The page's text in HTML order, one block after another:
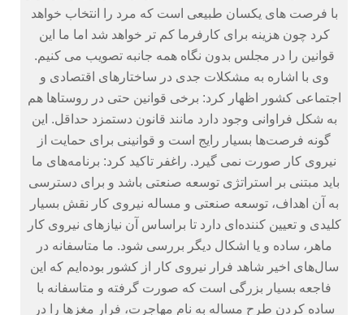
با فرصت های یکسان طبیعی است که مرد را انتخاب خواهد
کرد چون هزینه برای کارفرما کم تر خواهد شد اما ما این
قوانین را در مجلس بدون نگاه همه جانبه تصویب می کنیم.‏
وی با اشاره به مشکلات جدی در ساختارهای اقتصادی و
اجتماعی کشور اظهار کرد: برخی قوانین حتی در روستاها هم
به شکل فراوانی وجود دارد مانند قانون دستمزد حداقل. این
گونه فرصت‌ها بسیار رایج است و قوانینی برای حمایت از
نیروی کار صورت نمی گیرد.‏ راغفر تاکید کرد: برنامه‌های ما
باید مبتنی بر استراتژی توسعه صنعتی باشد و برای دسترسی
به آن اهداف، توسعه صنعتی و مساله نیروی کار نقش بسیار
کلیدی و تعیین کننده‌ای دارد تا براساس آن نیازهای نیروی کار
ماهر، ساده و یا اشکال دیگر بررسی شود. ما متاسفانه در
سال‌های اخیر شاهد فرار نیروی کار از کشور بوده‌ایم که این
فاجعه بسیار بزرگی است که صورت گرفته و متاسفانه با
ساده کردن طرح مساله به نام مهاجرت، فرار مغزها را در